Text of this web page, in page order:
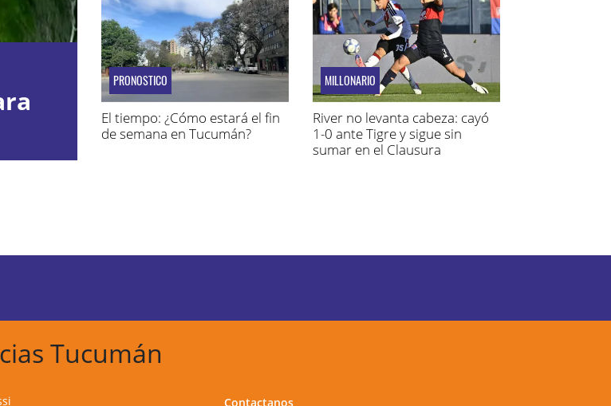
PRONOSTICO
El tiempo: ¿Cómo estará el fin
de semana en Tucumán?
MILLONARIO
River no levanta cabeza: cayó
1-0 ante Tigre y sigue sin
sumar en el Clausura
Tucumán
Contactanos